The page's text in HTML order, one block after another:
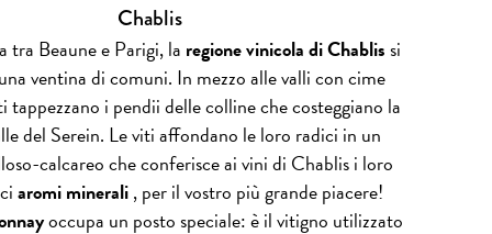
Chablis
tra Beaune e Parigi, la regione vinicola di Chablissi
ventina di comuni. In mezzo alle valli con cime
tappezzano i pendii delle colline che costeggiano la
del Serein. Le viti affondano le loro radici in un
calcareo che conferisce ai vini di Chablis i loro
aromi minerali, per il vostro più grande piacere!
occupa un posto speciale: è il vitigno utilizzato